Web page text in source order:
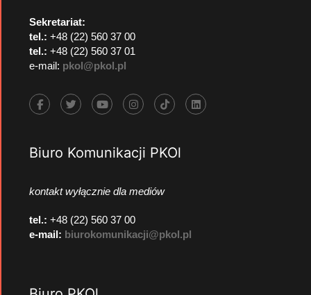
Sekretariat:
tel.: +48 (22) 560 37 00
tel.: +48 (22) 560 37 01
e-mail: pkol@pkol.pl
Biuro Komunikacji PKOl
kontakt wyłącznie dla mediów
tel.: +48 (22) 560 37 00
e-mail: biurokomunikacji@pkol.pl